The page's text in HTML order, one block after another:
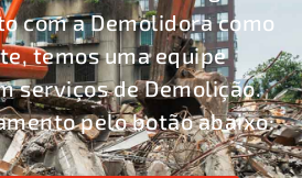
com a Demolidora como
temos uma equipe
serviços de Demolição.
pelo botão abaixo: